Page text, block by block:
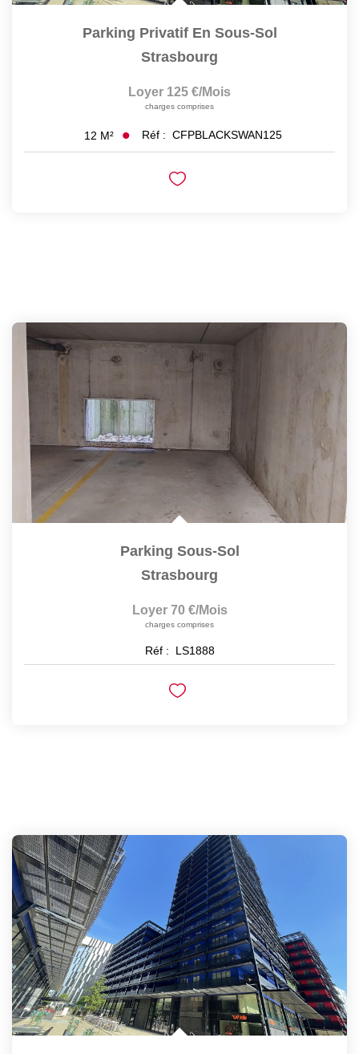
Parking Privatif En Sous-Sol
Strasbourg
Loyer 125 €/mois
charges comprises
12 M² Réf : CFPBLACKSWAN125
Parking Sous-Sol
Strasbourg
Loyer 70 €/mois
charges comprises
Réf : LS1888